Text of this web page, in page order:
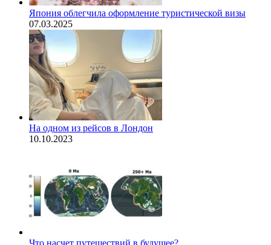
Япония облегчила оформление туристической визы
07.03.2025
На одном из рейсов в Лондон
10.10.2023
Что насчет путешествий в будущее?